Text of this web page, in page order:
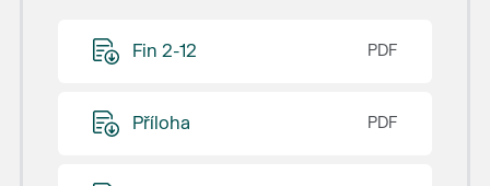
Fin 2-12
Příloha